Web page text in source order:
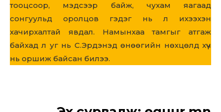
тооцсоор, мэдсээр байж, чухам яагаад
сонгуульд оролцов гэдэг нь л ихээхэн
хачирхалтай явдал. Намынхаа тамгыг атгаж
байхад л уг нь С.Эрдэнэд өнөөгийн нөхцөлд хүч
нь оршиж байсан билээ.